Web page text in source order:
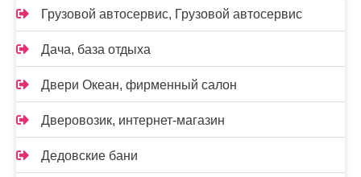
Грузовой автосервис, Грузовой автосервис
Дача, база отдыха
Двери Океан, фирменный салон
Дверовозик, интернет-магазин
Дедовские бани